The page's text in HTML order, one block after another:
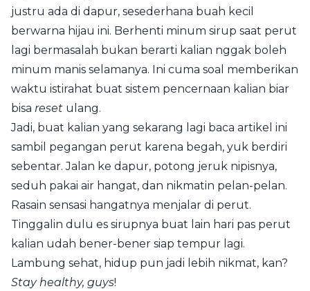
justru ada di dapur, sesederhana buah kecil
berwarna hijau ini. Berhenti minum sirup saat perut
lagi bermasalah bukan berarti kalian nggak boleh
minum manis selamanya. Ini cuma soal memberikan
waktu istirahat buat sistem pencernaan kalian biar
bisa reset ulang.
Jadi, buat kalian yang sekarang lagi baca artikel ini
sambil pegangan perut karena begah, yuk berdiri
sebentar. Jalan ke dapur, potong jeruk nipisnya,
seduh pakai air hangat, dan nikmatin pelan-pelan.
Rasain sensasi hangatnya menjalar di perut.
Tinggalin dulu es sirupnya buat lain hari pas perut
kalian udah bener-bener siap tempur lagi.
Lambung sehat, hidup pun jadi lebih nikmat, kan?
Stay healthy, guys!